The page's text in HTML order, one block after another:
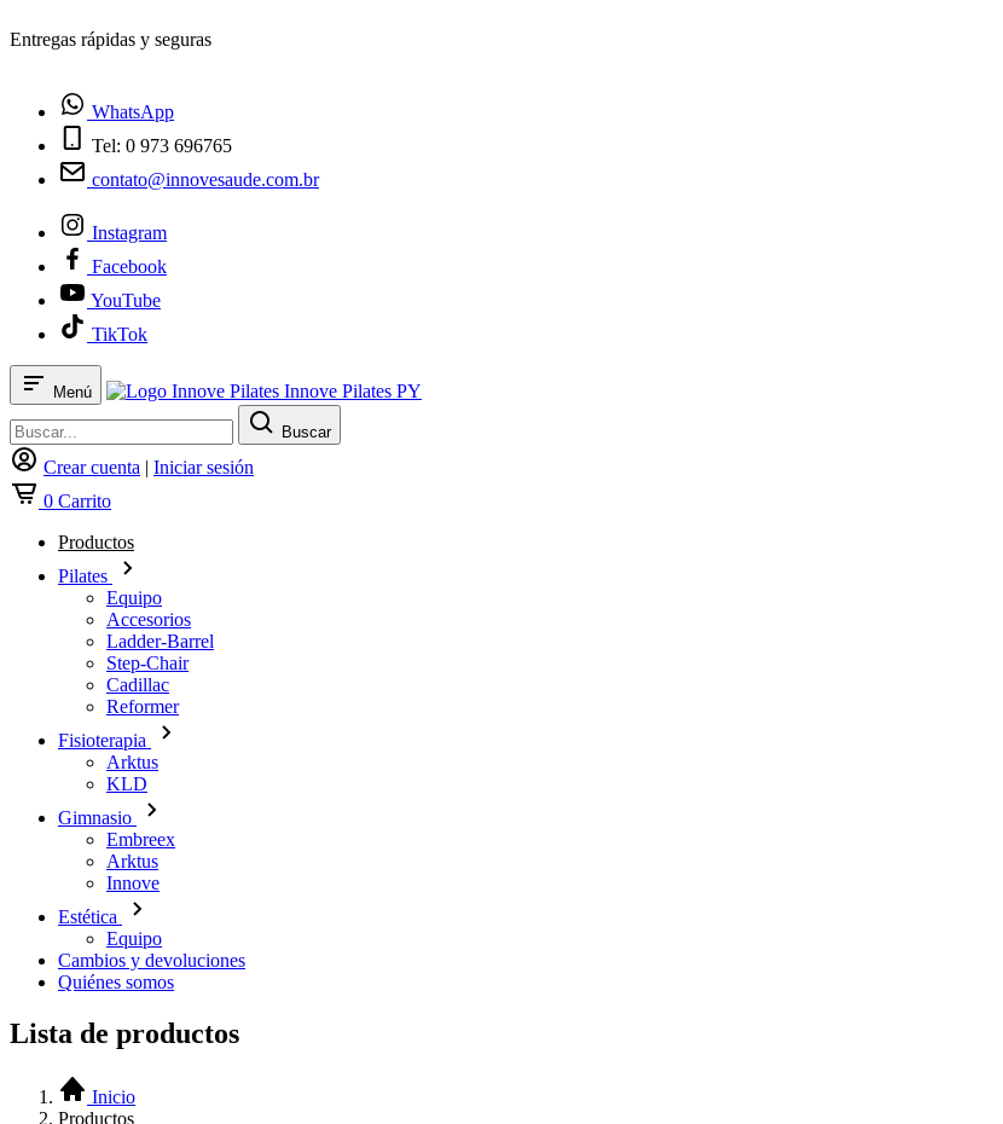
¿Tienes dudas? Habla con nosotros
WhatsApp
Tel: 0 973 696765
contato@innovesaude.com.br
Instagram
Facebook
YouTube
TikTok
Menú Innove Pilates PY
Buscar
Crear cuenta | Iniciar sesión
0 Carrito
Productos
Pilates
Equipo
Accesorios
Ladder-Barrel
Step-Chair
Cadillac
Reformer
Fisioterapia
Arktus
KLD
Gimnasio
Embreex
Arktus
Innove
Estética
Equipo
Cambios y devoluciones
Quiénes somos
Lista de productos
Inicio
Productos